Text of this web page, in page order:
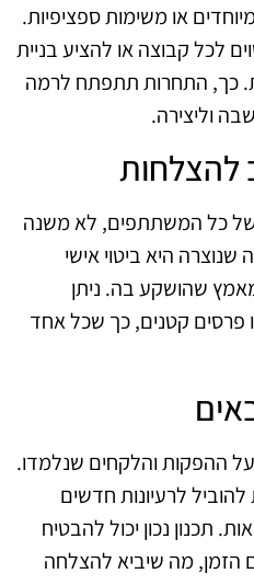
או משימות ספציפיות.
לכל קבוצה או להציע בניית
כך, התחרות תתפתח לרמה
וליצירה.
להצלחות
כל המשתתפים, לא משנה
היא ביטוי אישי
שהושקע בה. ניתן
פרסים קטנים, כך שכל אחד
ההפקות והלקחים שנלמדו.
לרעיונות חדשים
תכנון נכון יכול להבטיח
הזמן, מה שיביא להצלחה